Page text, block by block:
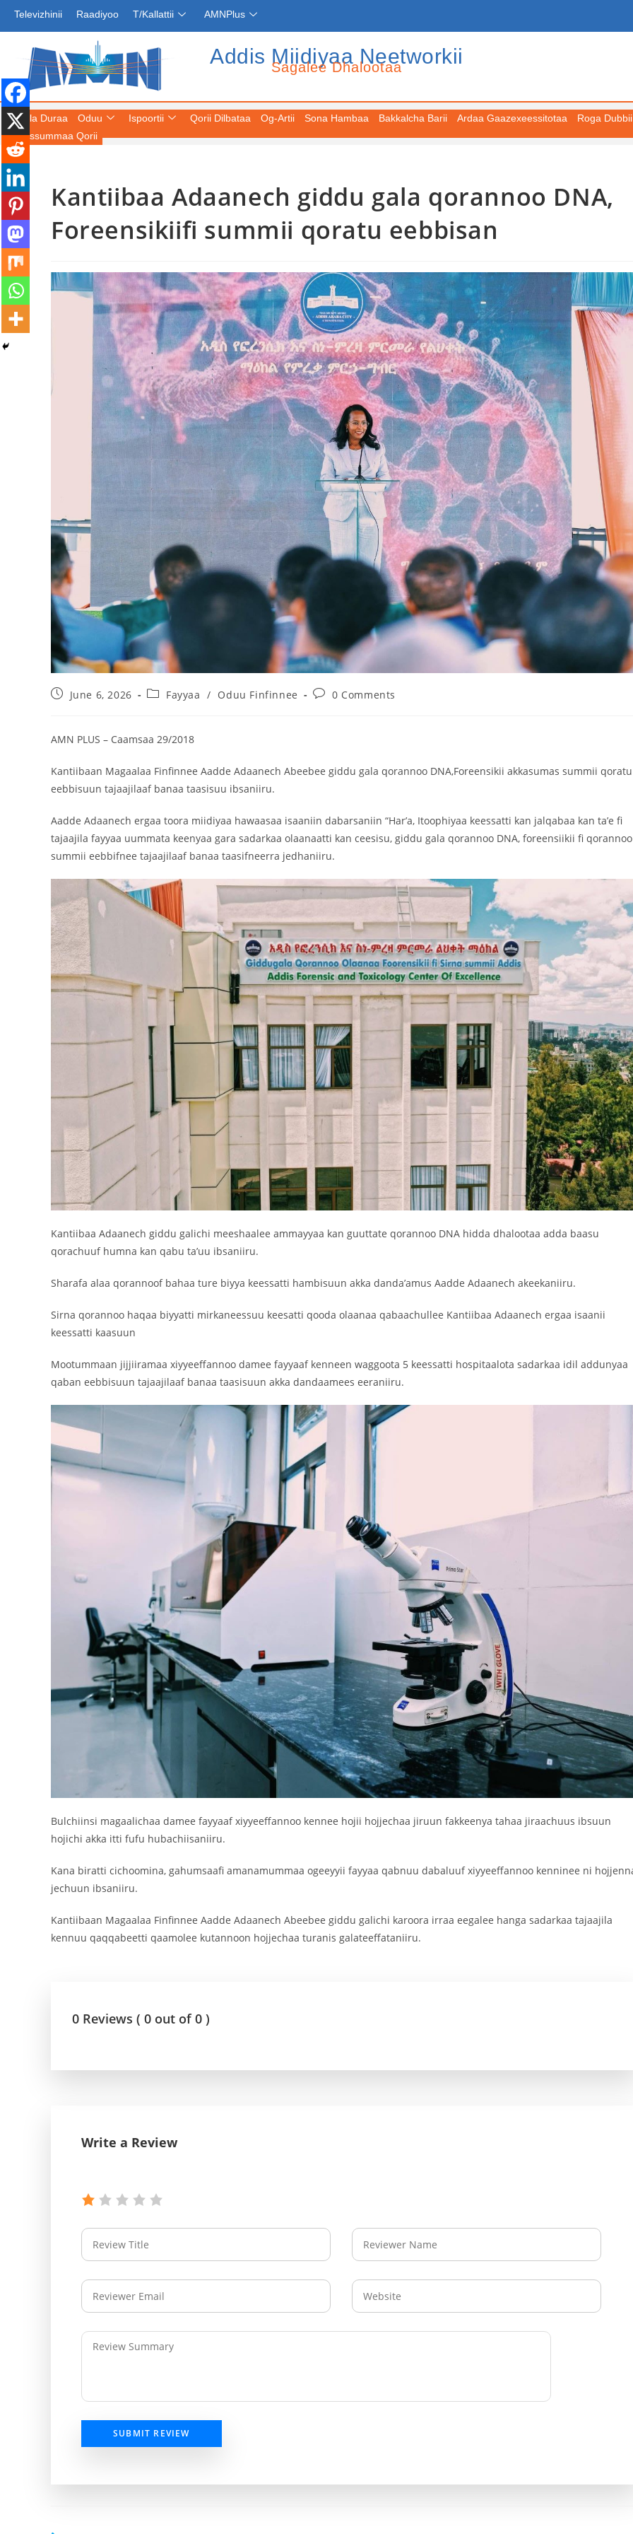
Televizhinii Raadiyoo T/Kallattii AMNPlus
Addis Miidiyaa Neetworkii
Sagalee Dhalootaa
Fuula Duraa Oduu
Dooktar Abiyyi Terminaala Haaraa
Buufata Xiyyaaraa Dajjaazmaach Balaay
Zallaqaa eebbisan
August 6, 2026
Dooktar Abiyyi Ahimad fi Giiftii Duree
Zinnaash Taayyaachoo dabalee
qondaaltootni hojii Mootummaa misooma
magaalaa Baahardaar daawwatan
August 6, 2026
Ispoortii Qorii Dilbataa Og-Artii Sona Hambaa Bakkalcha Barii Ardaa Gaazexeessitotaa
Roga Dubbii
Keessummaa Qorii
Kantiibaa Adaanech giddu gala qorannoo DNA,
Foreensikiifi summii qoratu eebbisan
June 6, 2026 Fayyaa / Oduu Finfinnee 0 Comments
AMN PLUS – Caamsaa 29/2018
Kantiibaan Magaalaa Finfinnee Aadde Adaanech Abeebee giddu gala qorannoo DNA,Foreensikii akkasumas summii qoratu
eebbisuun tajaajilaaf banaa taasisuu ibsaniiru.
Aadde Adaanech ergaa toora miidiyaa hawaasaa isaaniin dabarsaniin “Har’a, Itoophiyaa keessatti kan jalqabaa kan ta’e fi
tajaajila fayyaa uummata keenyaa gara sadarkaa olaanaatti kan ceesisu, giddu gala qorannoo DNA, foreensiikii fi qorannoo
summii eebbifnee tajaajilaaf banaa taasifneerra jedhaniiru.
Kantiibaa Adaanech giddu galichi meeshaalee ammayyaa kan guuttate qorannoo DNA hidda dhalootaa adda baasu
qorachuuf humna kan qabu ta’uu ibsaniiru.
Sharafa alaa qorannoof bahaa ture biyya keessatti hambisuun akka danda’amus Aadde Adaanech akeekaniiru.
Sirna qorannoo haqaa biyyatti mirkaneessuu keesatti qooda olaanaa qabaachullee Kantiibaa Adaanech ergaa isaanii
keessatti kaasuun
Mootummaan jijjiiramaa xiyyeeffannoo damee fayyaaf kenneen waggoota 5 keessatti hospitaalota sadarkaa idil addunyaa
qaban eebbisuun tajaajilaaf banaa taasisuun akka dandaamees eeraniiru.
Bulchiinsi magaalichaa damee fayyaaf xiyyeeffannoo kennee hojii hojjechaa jiruun fakkeenya tahaa jiraachuus ibsuun
hojichi akka itti fufu hubachiisaniiru.
Kana biratti cichoomina, gahumsaafi amanamummaa ogeeyyii fayyaa qabnuu dabaluuf xiyyeeffannoo kenninee ni
jechuun ibsaniiru.
Kantiibaan Magaalaa Finfinnee Aadde Adaanech Abeebee giddu galichi karoora irraa eegalee hanga sadarkaa tajaajila
kennuu qaqqabeetti qaamolee kutannoon hojjechaa turanis galateeffataniiru.
0 Reviews ( 0 out of 0 )
Write a Review
SUBMIT REVIEW